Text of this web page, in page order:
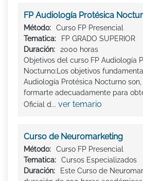
FP Audiología Protésica
Método:
Curso FP Presencial
Tematica:
FP GRADO SUPERIOR
Duración:
2000 horas
Objetivos del curso FP Audiología
Nocturno:Los objetivos
Audiología Protésica Nocturno
formarte adecuadamente para
Oficial d... ver temario
Curso de Neuromarketing
Método:
Curso FP Presencial
Tematica:
Cursos Especializados
Duración:
Este Curso de